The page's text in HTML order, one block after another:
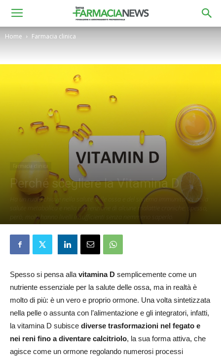
Home Farmacia clinica
Farmacia clinica
Perché scegliere la Vitamina D
Ha un ruolo chiave nella salute delle ossa e del sistema immunitario, nella
salute metabolica e nella prevenzione di alcune malattie croniche: spesso,
però, molti hanno livelli insufficienti senza nemmeno saperlo.
Spesso si pensa alla vitamina D semplicemente come un
nutriente essenziale per la salute delle ossa, ma in realtà è
molto di più: è un vero e proprio ormone. Una volta sintetizzata
nella pelle o assunta con l’alimentazione e gli integratori, infatti,
la vitamina D subisce diverse trasformazioni nel fegato e
nei reni fino a diventare calcitriolo, la sua forma attiva, che
agisce come un ormone regolando numerosi processi